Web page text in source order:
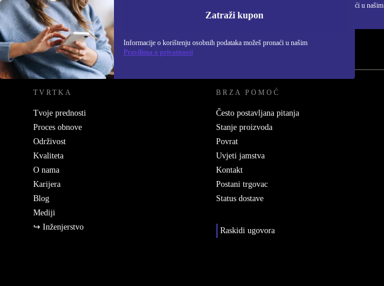
Zatraži kupon
Informacije o korištenju osobnih podataka možeš pronaći u našim
Pravilima o privatnosti
Informacije o korištenju osobnih podataka možeš pronaći u našim
REFURBED HRVATSKA - RETHINK NEW.
TVRTKA
Tvoje prednosti
Proces obnove
Održivost
Kvaliteta
O nama
Karijera
Blog
Mediji
↪ Inženjerstvo
BRZA POMOĆ
Često postavljana pitanja
Stanje proizvoda
Povrat
Uvjeti jamstva
Kontakt
Postani trgovac
Status dostave
Raskidi ugovora